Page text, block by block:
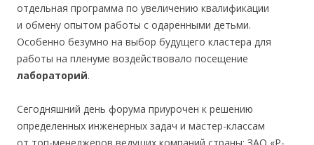
отдельная программа по увеличению квалификации
и обмену опытом работы с одаренными детьми.
Особенно безумно на выбор будущего кластера для
работы на пленуме воздействовало посещение
лабораторий.
Сегодняшний день форума приурочен к решению
определенных инженерных задач и мастер-классам